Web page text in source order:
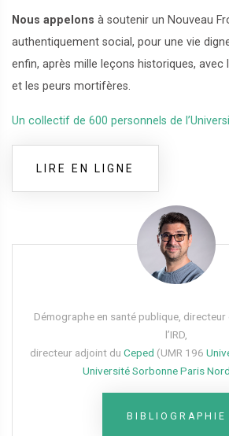
Nous appelons à soutenir un Nouveau
authentiquement social, pour une vie
enfin, après mille leçons historiques,
et les peurs mortifères.
Un collectif de 600 personnels de
LIRE EN LIGNE
Démographe en santé publique, directeur
l’IRD,
directeur adjoint du Ceped (UMR 196
Université Sorbonne Paris Nord
BIBLIOGRAPHIE